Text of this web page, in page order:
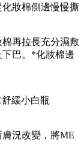
妝棉側邊慢慢撕
再拉長充分濕敷
巴。*化妝棉邊
緩小白瓶
況改變，將ME